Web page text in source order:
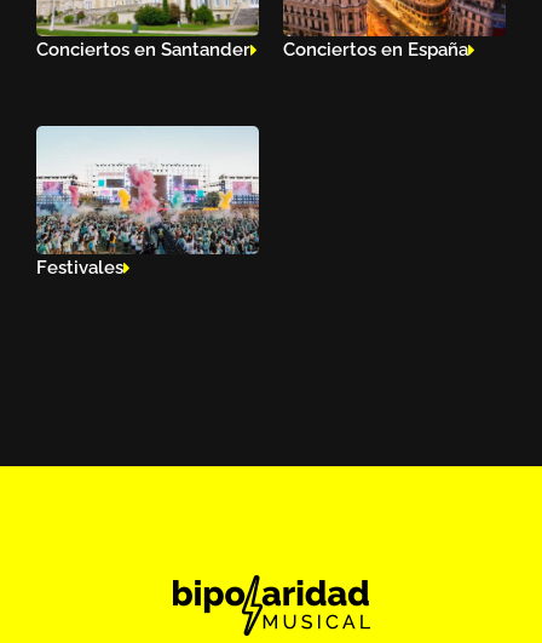
Conciertos en Santander Conciertos en España
Festivales